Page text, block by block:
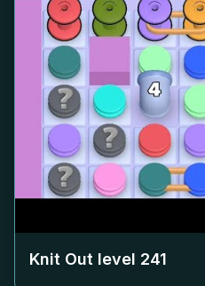
Knit Out level 241